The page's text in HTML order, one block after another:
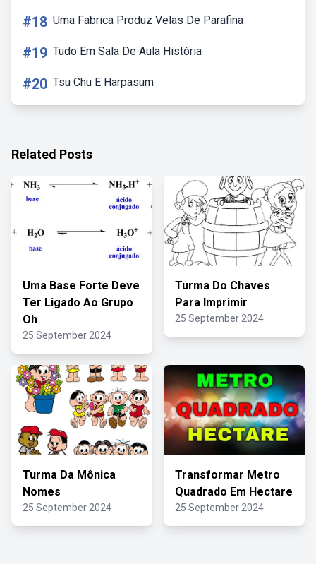
#18 Uma Fabrica Produz Velas De Parafina
#19 Tudo Em Sala De Aula História
#20 Tsu Chu E Harpasum
Related Posts
Uma Base Forte Deve
Ter Ligado Ao Grupo
Oh
25 September 2024
Turma Do Chaves
Para Imprimir
25 September 2024
Turma Da Mônica
Nomes
25 September 2024
Transformar Metro
Quadrado Em Hectare
25 September 2024